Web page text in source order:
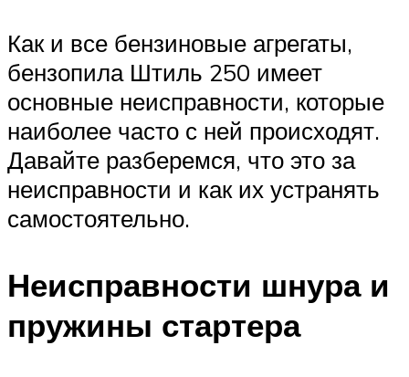
Как и все бензиновые агрегаты,
бензопила Штиль 250 имеет
основные неисправности, которые
наиболее часто с ней происходят.
Давайте разберемся, что это за
неисправности и как их устранять
самостоятельно.
Неисправности шнура и
пружины стартера